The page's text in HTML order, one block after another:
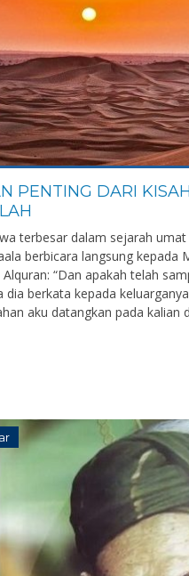
PENTING DARI
terbesar dalam sejarah
berbicara langsung kepada
“Dan apakah telah
berkata kepada
aku datangkan pada kalian